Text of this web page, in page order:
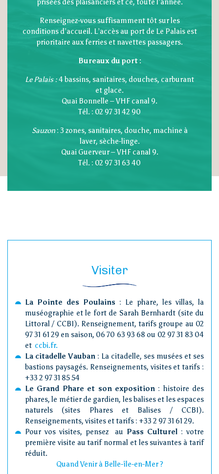
prisées des plaisanciers et ce, toute l’année.
Renseignez-vous suffisamment tôt sur les
conditions d’accueil. L’accès au port de Le Palais est
prioritaire aux ferries et navettes passagers.
Bureaux du port :
Le Palais :4 bassins, sanitaires, douches, carburant
et glace.
Quai Bonnelle – VHF canal 9.
Tél. : 02 97 31 42 90
Sauzon: 3 zones, sanitaires, douche, machine à
laver, sèche-linge.
Quai Guerveur – VHF canal 9.
Tél. : 02 97 31 63 40
Visiter
La Pointe des Poulains : Le phare, les villas, la
muséographie et le fort de Sarah Bernhardt (site du
Littoral / CCBI). Renseignement, tarifs groupe au 02
97 31 61 29 en saison, 06 70 63 93 68 ou 02 97 31 83 04
et ccbi.fr.
La citadelle Vauban : La citadelle, ses musées et ses
bastions paysagés. Renseignements, visites et tarifs :
+33 2 97 31 85 54
Le Grand Phare et son exposition: histoire des
phares, le métier de gardien, les balises et les espaces
naturels (sites Phares et Balises / CCBI).
Renseignements, visites et tarifs : +33 2 97 31 61 29.
Pour vos visites, pensez au Pass Culturel : votre
première visite au tarif normal et les suivantes à tarif
réduit.
Quand Venir à Belle-île-en-Mer ?